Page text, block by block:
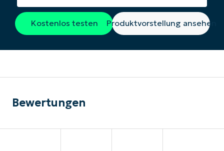
Kostenlos testen Produktvorstellung ansehen
Bewertungen